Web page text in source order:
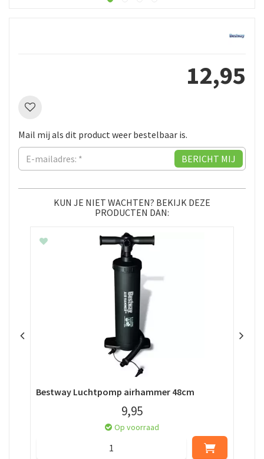
12,95
Mail mij als dit product weer bestelbaar is.
KUN JE NIET WACHTEN? BEKIJK DEZE
PRODUCTEN DAN:
Bestway Luchtpomp airhammer 48cm
9,95
Op voorraad